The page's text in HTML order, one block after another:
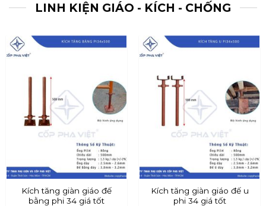
LINH KIỆN GIÁO - KÍCH - CHỐNG
Kích tăng giàn giáo đế
bằng phi 34 giá tốt
Kích tăng giàn giáo đế u
phi 34 giá tốt